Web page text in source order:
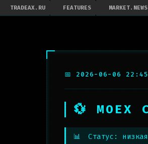
TRADEAX.RU FEATURES MARKET.NEWS
📅 2026-06-06
💱
📊 Статус: